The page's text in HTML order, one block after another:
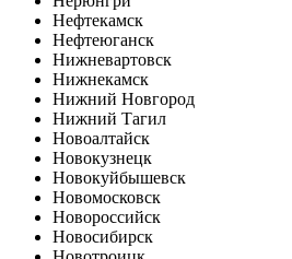
Нефтекамск
Нефтеюганск
Нижневартовск
Нижнекамск
Нижний Новгород
Нижний Тагил
Новоалтайск
Новокузнецк
Новокуйбышевск
Новомосковск
Новороссийск
Новосибирск